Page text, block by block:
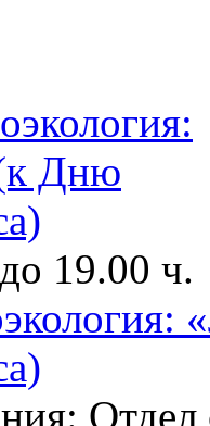
19.00 ч.
Отдел